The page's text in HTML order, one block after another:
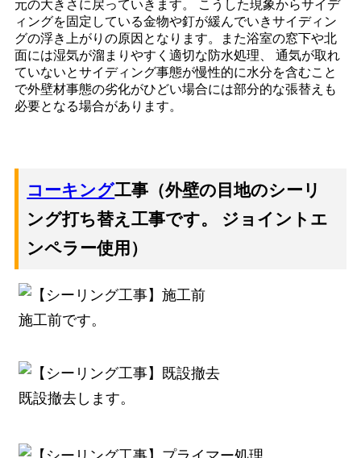
元の大きさに戻っていきます。 こうした現象からサイデ
ィングを固定している金物や釘が緩んでいきサイディン
グの浮き上がりの原因となります。また浴室の窓下や北
面には湿気が溜まりやすく適切な防水処理、 通気が取れ
ていないとサイディング事態が慢性的に水分を含むこと
で外壁材事態の劣化がひどい場合には部分的な張替えも
必要となる場合があります。
コーキング工事（外壁の目地のシーリ
ング打ち替え工事です。 ジョイントエ
ンペラー使用）
施工前です。
既設撤去します。